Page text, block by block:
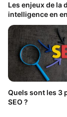
Les enjeux de la
intelligence en
Quels sont les 3
SEO ?